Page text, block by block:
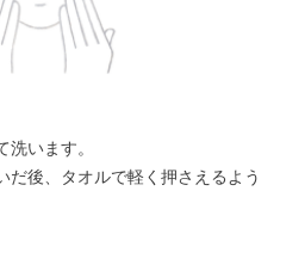
います。
だ後、タオルで軽く押さえるよう